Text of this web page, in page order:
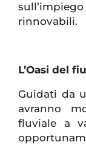
rinnovabili.
L’Oasi del
Guidati da
avranno
fluviale a